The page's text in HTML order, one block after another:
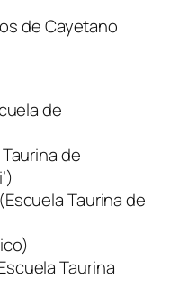
de Cayetano
de
Taurina de
(Escuela Taurina de
Taurina